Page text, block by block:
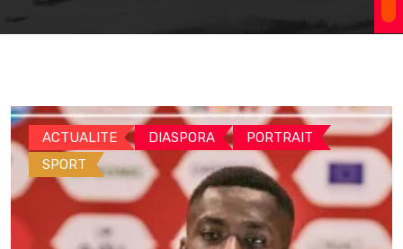
ACTUALITE DIASPORA
PORTRAIT
SPORT